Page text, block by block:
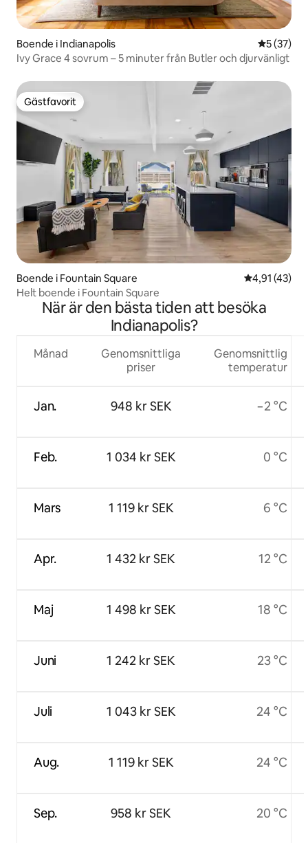
Boende i Indianapolis 5 av 5 i
5 (37)
Ivy Grace 4 sovrum – 5 minuter från Butler och djurvänligt
Gästfavorit
Gästfavorit
Boende i Fountain Square 4,91 av 5 i
4,91 (43)
Helt boende i Fountain Square
När är den bästa tiden att besöka
Indianapolis?
Månad
Jan.
Feb.
Mars
Apr.
Maj
Juni
Juli
Aug.
Sep.
Genomsnittliga
priser
948 kr SEK
1 034 kr SEK
1 119 kr SEK
1 432 kr SEK
1 498 kr SEK
1 242 kr SEK
1 043 kr SEK
1 119 kr SEK
958 kr SEK
Genomsnittlig
temperatur
−2 °C
0 °C
6 °C
12 °C
18 °C
23 °C
24 °C
24 °C
20 °C